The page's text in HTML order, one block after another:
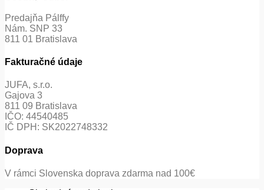
Predajňa Pálffy
Nám. SNP 33
811 01 Bratislava
Fakturačné údaje
JUFA, s.r.o.
Gajova 3
811 09 Bratislava
IČO: 44540485
IČ DPH: SK2022748332
Doprava
V rámci Slovenska doprava zdarma nad 100€